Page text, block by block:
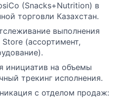
(Snacks+Nutrition) в
торговли Казахстан.
выполнения
(ассортимент,
инициатив на объемы
трекинг исполнения.
с отделом продаж: